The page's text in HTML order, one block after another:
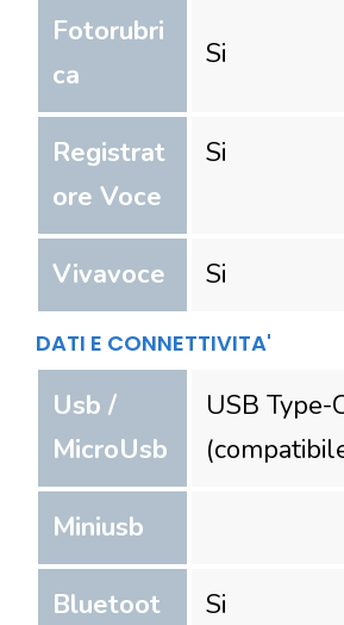
Fotorubri
ca
Si
Registrat
ore Voce
Si
Vivavoce Si
DATI E CONNETTIVITA'
Usb /
MicroUsb
USB Type-
Miniusb
Bluetoot
Si